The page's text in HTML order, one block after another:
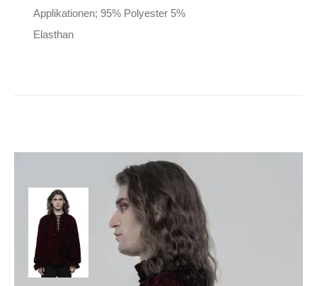
Applikationen; 95% Polyester 5%
Elasthan
Punk Rave Hemd
Hamlet
109,90
Inkl. MwSt.
Versand